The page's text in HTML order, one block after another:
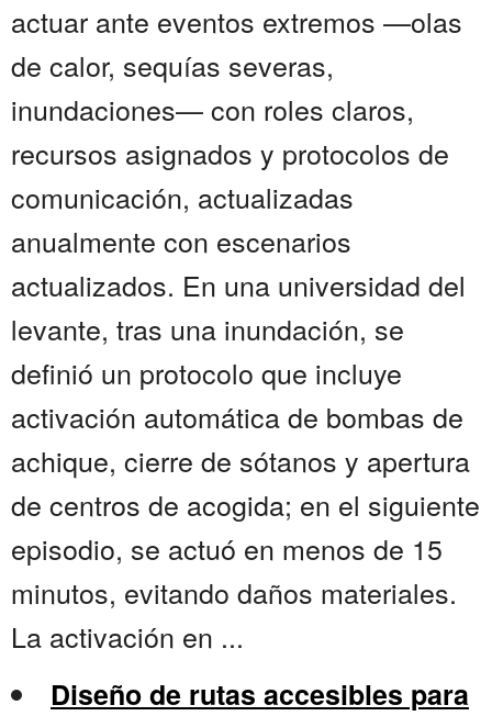
actuar ante eventos extremos —olas
de calor, sequías severas,
inundaciones— con roles claros,
recursos asignados y protocolos de
comunicación, actualizadas
anualmente con escenarios
actualizados. En una universidad del
levante, tras una inundación, se
definió un protocolo que incluye
activación automática de bombas de
achique, cierre de sótanos y apertura
de centros de acogida; en el siguiente
episodio, se actuó en menos de 15
minutos, evitando daños materiales.
La activación en ...
Diseño de rutas accesibles para